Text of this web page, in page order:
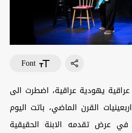
Font
يهودية عراقية، اضطرت الى
القرن الماضي، باتت اليوم
عرض تقدمه الابنة الحقيقية